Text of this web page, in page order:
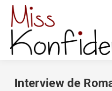
Interview de